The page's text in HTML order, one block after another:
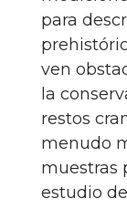
para
ven
la
restos
menudo
muestras
estudio